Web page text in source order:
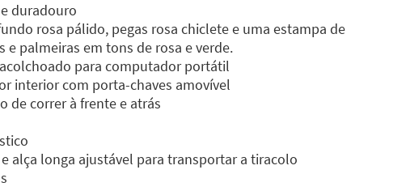
duradouro
rosa pálido, pegas rosa chiclete e uma estampa de
e palmeiras em tons de rosa e verde.
para computador portátil
interior com porta-chaves amovível
de correr à frente e atrás
alça longa ajustável para transportar a tiracolo